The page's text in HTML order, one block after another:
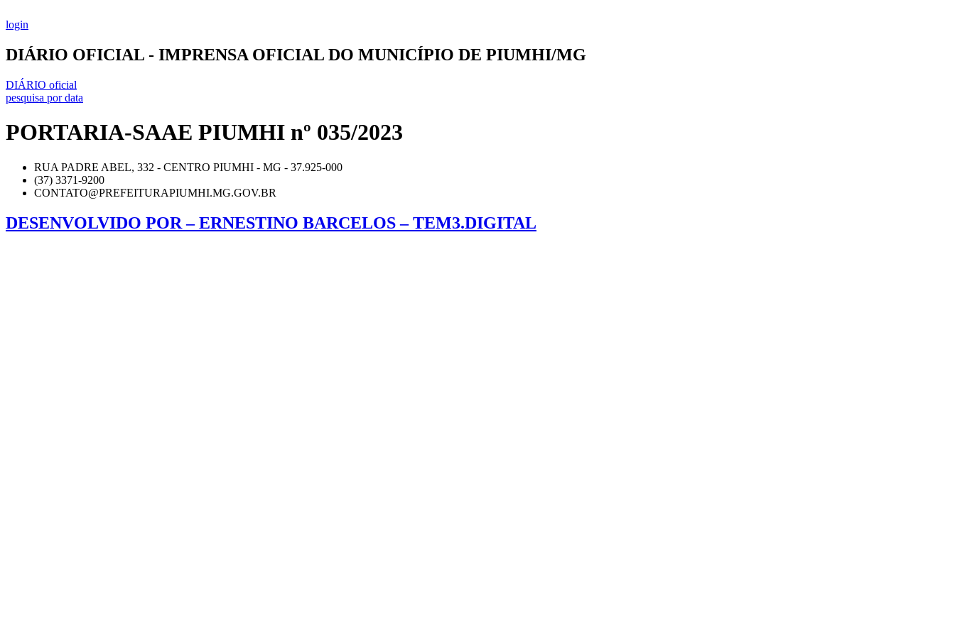
para
conteúdo
login
DIÁRIO OFICIAL - IMPRENSA OFICIAL DO MUNICÍPIO DE PIUMHI/MG
DIÁRIO oficial
pesquisa por data
PORTARIA-SAAE PIUMHI nº 035/2023
RUA PADRE ABEL, 332 - CENTRO PIUMHI - MG - 37.925-000
(37) 3371-9200
CONTATO@PREFEITURAPIUMHI.MG.GOV.BR
DESENVOLVIDO POR – ERNESTINO BARCELOS – TEM3.DIGITAL